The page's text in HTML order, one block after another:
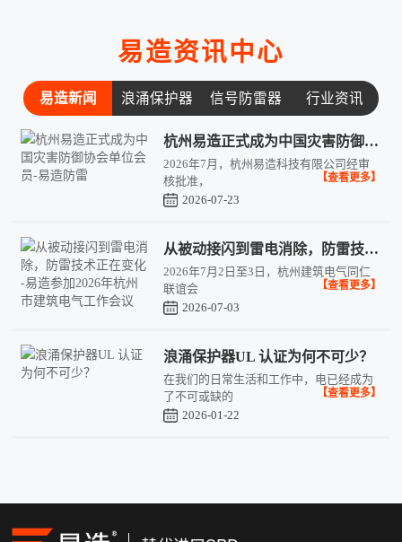
易造资讯中心
易造新闻 浪涌保护器 信号防雷器 行业资讯
常见问题
杭州易造正式成为中国灾害防御协会单位会员-易造防雷
2026年7月，杭州易造科技有限公司经审
核批准，
【查看更多】
2026-07-23
从被动接闪到雷电消除，防雷技术正在变化 -易造参加2026年杭州市建筑电气工作会议
2026年7月2日至3日，杭州建筑电气同仁
联谊会
【查看更多】
2026-07-03
浪涌保护器UL 认证为何不可少？
在我们的日常生活和工作中，电已经成为
了不可或缺的
【查看更多】
2026-01-22